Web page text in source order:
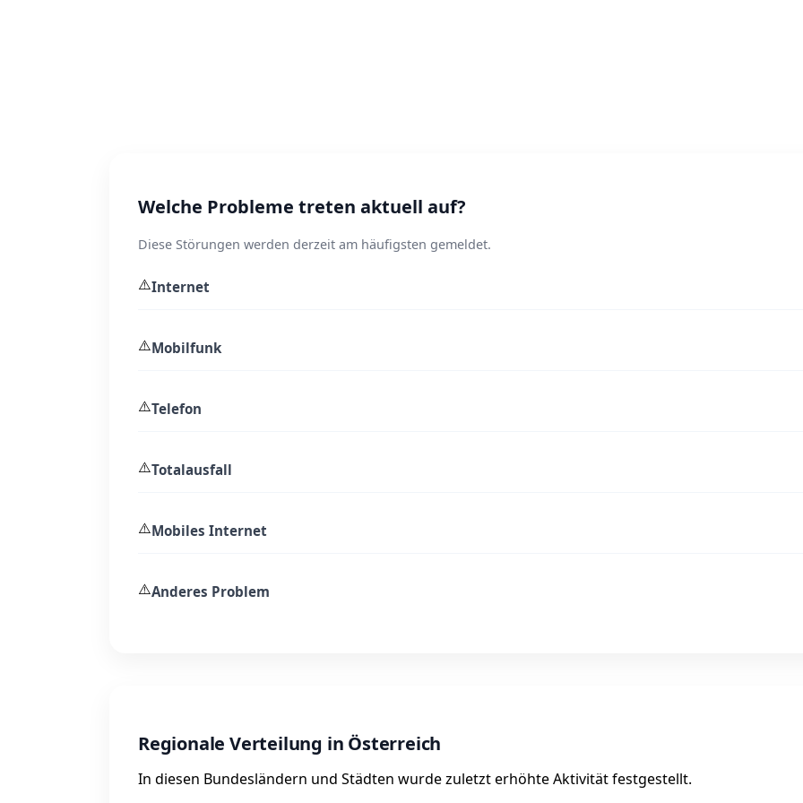
Welche Probleme treten aktuell auf?
Diese Störungen werden derzeit am häufigsten gemeldet.
⚠️Internet
⚠️Mobilfunk
⚠️Telefon
⚠️Totalausfall
⚠️Mobiles Internet
⚠️Anderes Problem
Regionale Verteilung in Österreich
In diesen Bundesländern und Städten wurde zuletzt erhöhte Aktivität festgestellt.